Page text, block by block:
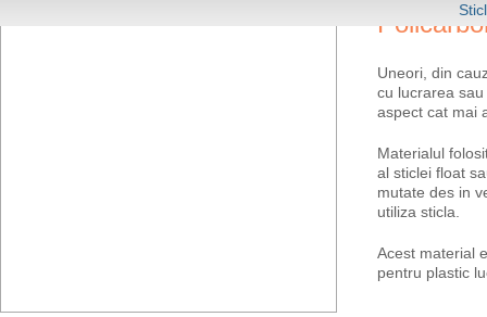
Uneori, din
cu lucrarea
aspect cat mai
Materialul
al sticlei float
mutate des in
utiliza sticla.
Acest material
pentru plastic